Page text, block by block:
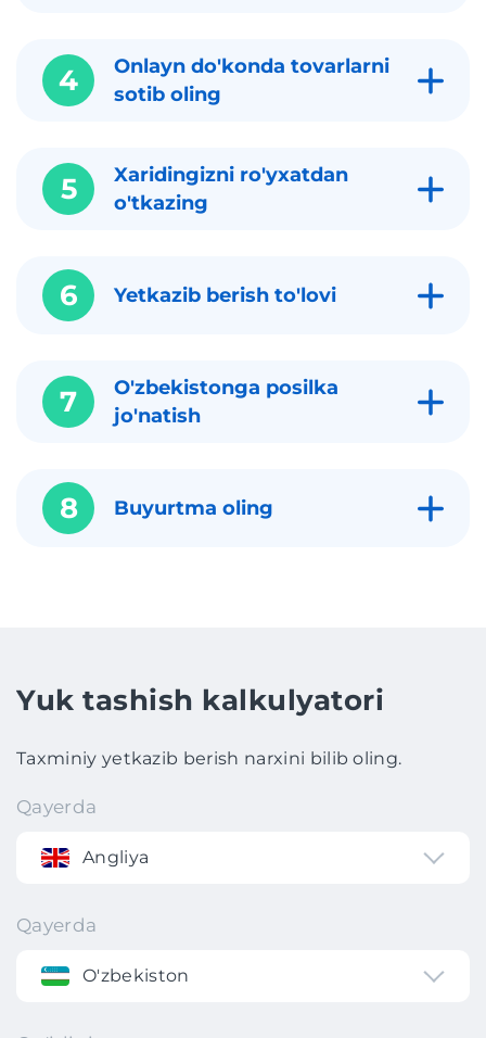
4
Onlayn do'konda tovarlarni
sotib oling
5
Xaridingizni ro'yxatdan
o'tkazing
6 Yetkazib berish to'lovi
7
O'zbekistonga posilka
jo'natish
8 Buyurtma oling
Yuk tashish kalkulyatori
Taxminiy yetkazib berish narxini bilib oling.
Qayerda
Angliya
Qayerda
O'zbekiston